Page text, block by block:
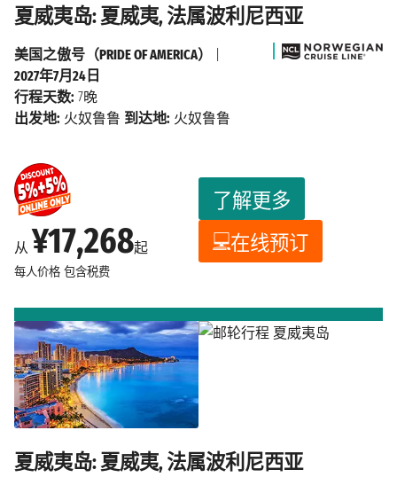
夏威夷岛: 夏威夷, 法属波利尼西亚
从 ¥17,268起
每人价格 包含税费
了解更多
在线预订
美国之傲号（PRIDE OF AMERICA）
2027年7月24日
行程天数: 7晚
出发地: 火奴鲁鲁 到达地: 火奴鲁鲁
夏威夷岛: 夏威夷, 法属波利尼西亚